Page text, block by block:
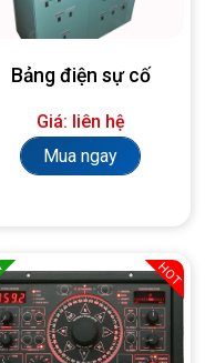
Bảng điện sự cố
Giá: liên hệ
Mua ngay
HOT